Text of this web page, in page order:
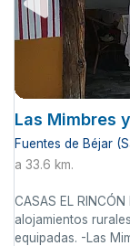
Las Mimbres
Fuentes de Béjar
a 33.6 km.
CASAS EL
alojamientos
equipadas. -Las